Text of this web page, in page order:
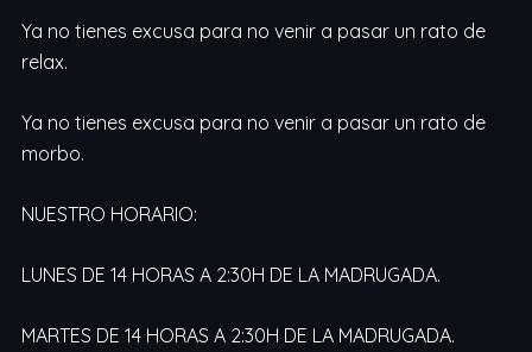
Ya no tienes excusa para no venir a pasar un rato de
relax.
Ya no tienes excusa para no venir a pasar un rato de
morbo.
NUESTRO HORARIO:
LUNES DE 14 HORAS A 2:30H DE LA MADRUGADA.
MARTES DE 14 HORAS A 2:30H DE LA MADRUGADA.